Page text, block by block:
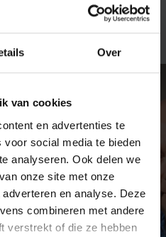
Over
van cookies
en advertenties te
social media te bieden
analyseren. Ook delen we
onze site met onze
en analyse. Deze
combineren met andere
verstrekt of die ze hebben